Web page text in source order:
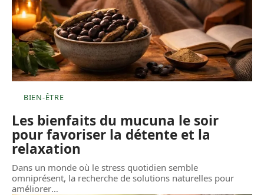
BIEN-ÊTRE
Les bienfaits du mucuna le soir
pour favoriser la détente et la
relaxation
Dans un monde où le stress quotidien semble
omniprésent, la recherche de solutions naturelles pour
améliorer…